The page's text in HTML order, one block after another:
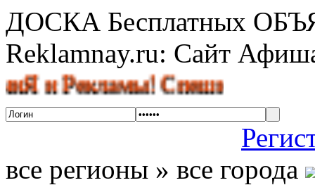
ДОСКА Бесплатных
Reklamnay.ru: Сайт
Спешите
все регионы » все города